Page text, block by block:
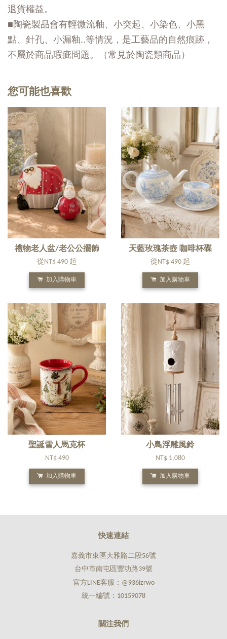
退貨權益。
■陶瓷製品會有輕微流釉、小突起、小染色、小黑
點、針孔、小漏釉..等情況，是工藝品的自然痕跡，
不屬於商品瑕疵問題。（常見於陶瓷類商品）
您可能也喜歡
禮物老人盆/老公公擺飾
從 NT$ 490 起
加入購物車
天藍玫瑰茶壺 咖啡杯碟
從 NT$ 490 起
加入購物車
聖誕雪人馬克杯
NT$ 490
加入購物車
小鳥浮雕風鈴
NT$ 1,080
加入購物車
快速連結
嘉義市東區大雅路二段56號
台中市南屯區豐功路39號
官方LINE客服：@936izrwo
統一編號：10159078
關注我們